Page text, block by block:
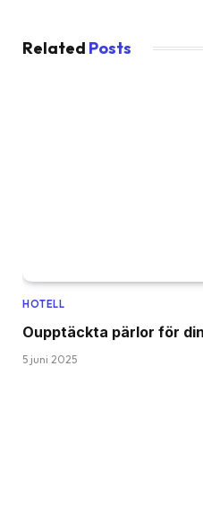
Related Posts
HOTELL
Oupptäckta pärlor för
5 juni 2025